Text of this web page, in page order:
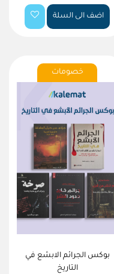
اضف الى السلة
خصومات
بوكس الجرائم الابشع في
التاريخ